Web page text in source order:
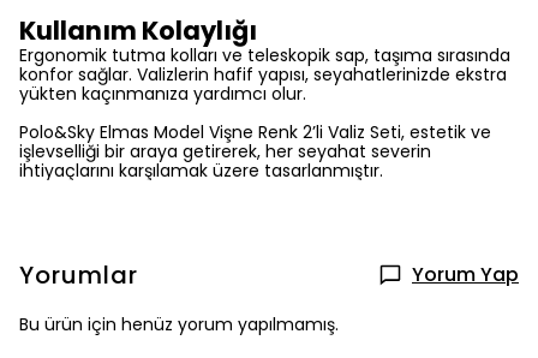
Kullanım Kolaylığı
Ergonomik tutma kolları ve teleskopik sap, taşıma sırasında
konfor sağlar. Valizlerin hafif yapısı, seyahatlerinizde ekstra
yükten kaçınmanıza yardımcı olur.
Polo&Sky Elmas Model Vişne Renk 2’li Valiz Seti, estetik ve
işlevselliği bir araya getirerek, her seyahat severin
ihtiyaçlarını karşılamak üzere tasarlanmıştır.
Yorumlar Yorum Yap
Bu ürün için henüz yorum yapılmamış.